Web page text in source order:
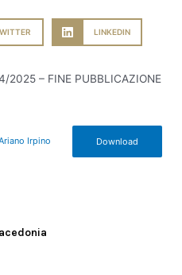
LINKEDIN
2025 – FINE PUBBLICAZIONE
Irpino Download